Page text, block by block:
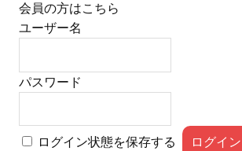
会員の方はこちら
ユーザー名
パスワード
ログイン状態を保存する